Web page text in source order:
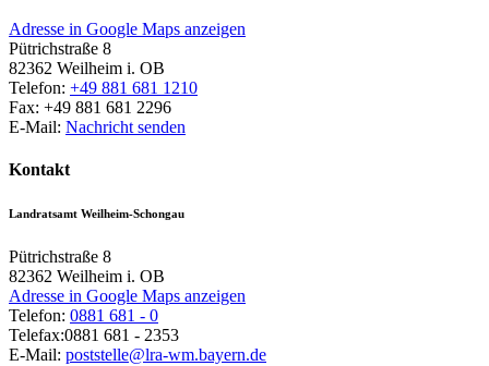
Adresse in Google Maps anzeigen
Pütrichstraße 8
82362 Weilheim i. OB
Telefon: +49 881 681 1210
Fax: +49 881 681 2296
E-Mail: Nachricht senden
Kontakt
Landratsamt Weilheim-Schongau
Pütrichstraße 8
82362 Weilheim i. OB
Adresse in Google Maps anzeigen
Telefon: 0881 681 - 0
Telefax:0881 681 - 2353
E-Mail: poststelle@lra-wm.bayern.de